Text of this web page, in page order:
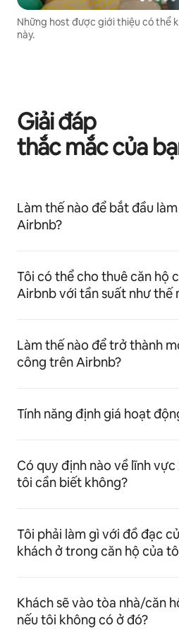
Những host được giới thiệu có thể
này.
Giải đáp
thắc mắc của
Làm thế nào để bắt đầu
Airbnb?
Tôi có thể cho thuê căn hộ
Airbnb với tần suất như thế
Làm thế nào để trở thành
công trên Airbnb?
Tính năng định giá hoạt
Có quy định nào về lĩnh
tôi cần biết không?
Tôi phải làm gì với đồ đạc
khách ở trong căn hộ của
Khách sẽ vào tòa nhà/căn
nếu tôi không có ở đó?